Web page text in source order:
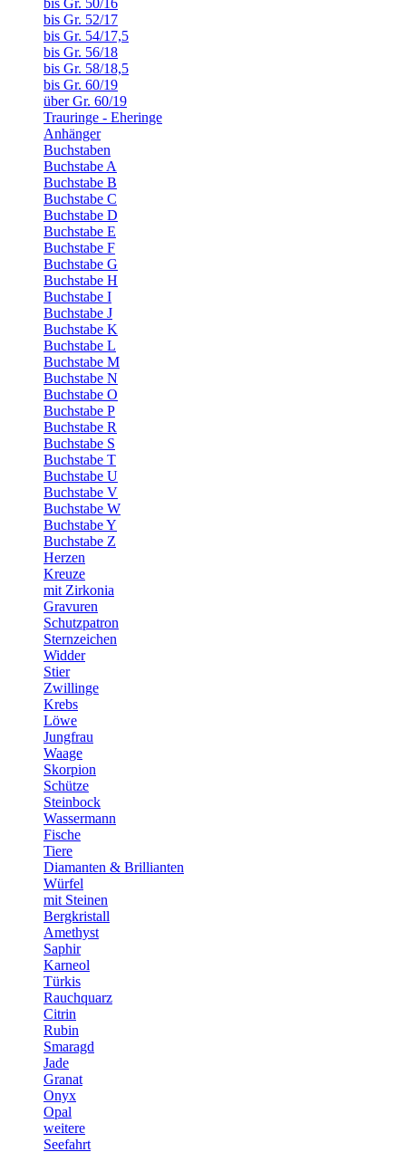
bis Gr. 50/16
bis Gr. 52/17
bis Gr. 54/17,5
bis Gr. 56/18
bis Gr. 58/18,5
bis Gr. 60/19
über Gr. 60/19
Trauringe - Eheringe
Anhänger
Buchstaben
Buchstabe A
Buchstabe B
Buchstabe C
Buchstabe D
Buchstabe E
Buchstabe F
Buchstabe G
Buchstabe H
Buchstabe I
Buchstabe J
Buchstabe K
Buchstabe L
Buchstabe M
Buchstabe N
Buchstabe O
Buchstabe P
Buchstabe R
Buchstabe S
Buchstabe T
Buchstabe U
Buchstabe V
Buchstabe W
Buchstabe Y
Buchstabe Z
Herzen
Kreuze
mit Zirkonia
Gravuren
Schutzpatron
Sternzeichen
Widder
Stier
Zwillinge
Krebs
Löwe
Jungfrau
Waage
Skorpion
Schütze
Steinbock
Wassermann
Fische
Tiere
Diamanten & Brillianten
Würfel
mit Steinen
Bergkristall
Amethyst
Saphir
Karneol
Türkis
Rauchquarz
Citrin
Rubin
Smaragd
Jade
Granat
Onyx
Opal
weitere
Seefahrt